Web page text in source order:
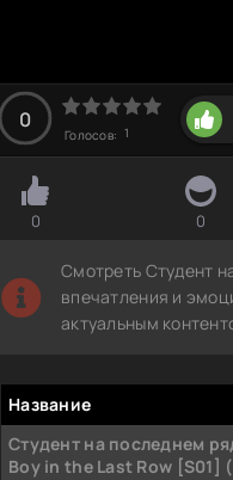
0
Голосов: 1
0 0
Смотреть Студент
впечатления и
актуальным
Название
Студент на последнем
Boy in the Last Row [S01]